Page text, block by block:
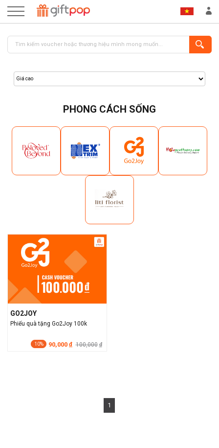
ĐĂNG KÝ
PHONG CÁCH SỐNG
GO2JOY
Phiếu quà tặng Go2Joy 100k
10% 90,000 đ 100,000 đ
1